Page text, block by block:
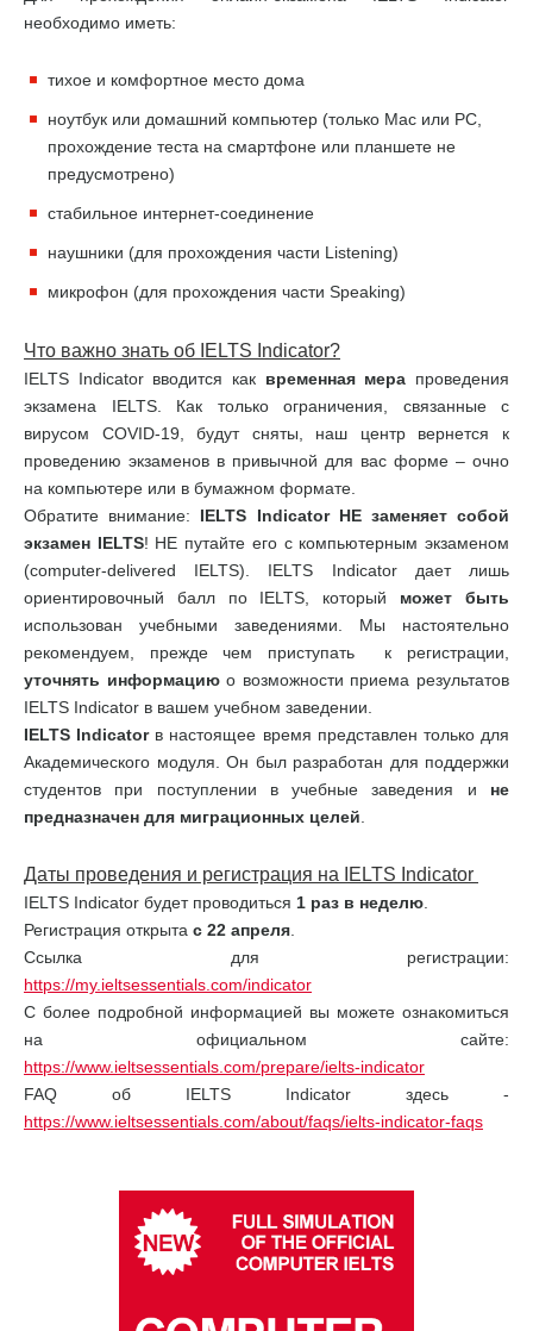
необходимо иметь:
тихое и комфортное место дома
ноутбук или домашний компьютер (только Mac или PC,
прохождение теста на смартфоне или планшете не
предусмотрено)
стабильное интернет-соединение
наушники (для прохождения части Listening)
микрофон (для прохождения части Speaking)
Что важно знать об IELTS Indicator?
IELTS Indicator вводится как временная мера проведения
экзамена IELTS. Как только ограничения, связанные с
вирусом COVID-19, будут сняты, наш центр вернется к
проведению экзаменов в привычной для вас форме – очно
на компьютере или в бумажном формате.
Обратите внимание: IELTS Indicator НЕ заменяет собой
экзамен IELTS! НЕ путайте его с компьютерным экзаменом
(computer-delivered IELTS). IELTS Indicator дает лишь
ориентировочный балл по IELTS, который может быть
использован учебными заведениями. Мы настоятельно
рекомендуем, прежде чем приступать к регистрации,
уточнять информациюо возможности приема результатов
IELTS Indicator в вашем учебном заведении.
IELTS Indicatorв настоящее время представлен только для
Академического модуля. Он был разработан для поддержки
студентов при поступлении в учебные заведения и не
предназначен для миграционных целей
Даты проведения и регистрация на IELTS Indicator
IELTS Indicator будет проводиться 1 раз в неделю
Регистрация открыта с 22 апреля
Ссылка для регистрации:
https://my.ieltsessentials.com/indicator
С более подробной информацией вы можете ознакомиться
на официальном сайте:
https://www.ieltsessentials.com/prepare/ielts-indicator
FAQ об IELTS Indicator здесь -
https://www.ieltsessentials.com/about/faqs/ielts-indicator-faqs